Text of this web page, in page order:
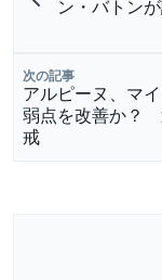
ン・バトン
次の記事
アルピーヌ、マ
弱点を改善か？
戒